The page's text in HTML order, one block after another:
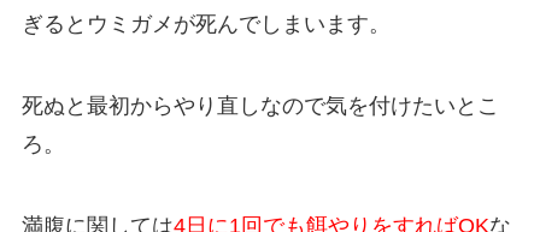
ぎるとウミガメが死んでしまいます。
死ぬと最初からやり直しなので気を付けたいとこ
ろ。
満腹に関しては4日に1回でも餌やりをすればOKな